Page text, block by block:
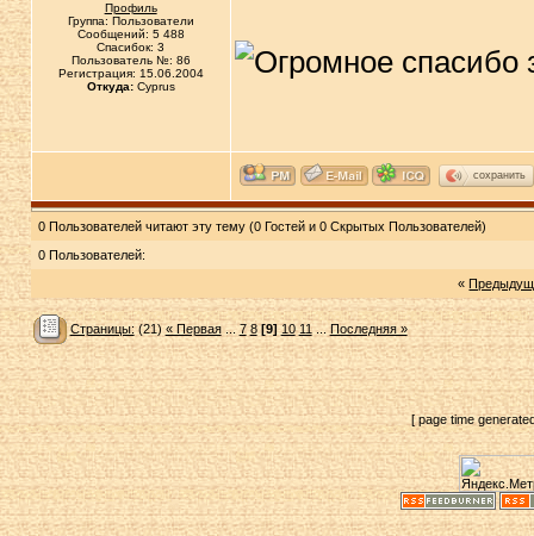
Профиль
Группа: Пользователи
Сообщений: 5 488
Спасибок: 3
Пользователь №: 86
Регистрация: 15.06.2004
Откуда:Cyprus
сохранить
0 Пользователей читают эту тему (0 Гостей и 0 Скрытых Пользователей)
0 Пользователей:
«
Страницы:(21)« Первая...7 8 [9] 10 11...Последняя »
[ page time